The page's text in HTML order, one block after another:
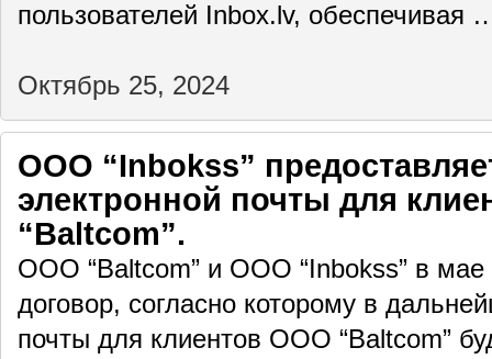
пользователей Inbox.lv, обеспечивая
Октябрь 25, 2024
ООО “Inbokss”
электронной почты для
“Baltcom”.
ООО “Baltcom” и ООО “Inbokss” в мае
договор, согласно которому в
почты для клиентов ООО “Baltcom”